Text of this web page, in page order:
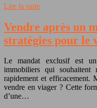
Lire la suite
Vendre après un
stratégies pour le
Le mandat exclusif est
immobiliers qui souhaitent
rapidement et efficacement.
vendre en viager ? Cette
d’une…